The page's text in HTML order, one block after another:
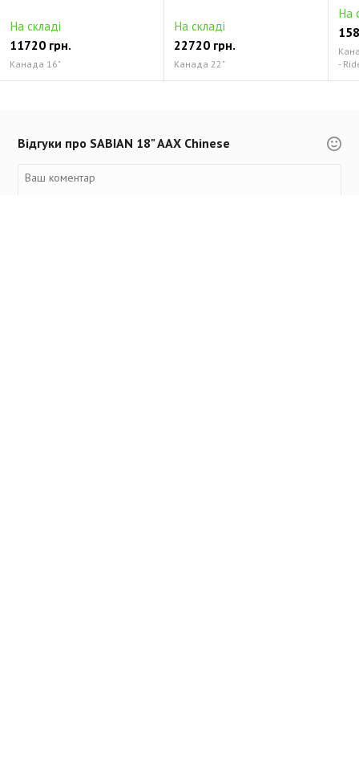
На складі
11720 грн.
Канада 16"
На складі
22720 грн.
Канада 22"
На
-
Відгуки про SABIAN 18" AAX Chinese